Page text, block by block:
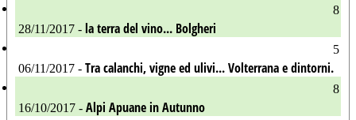
8
28/11/2017 - la terra del vino... Bolgheri
5
06/11/2017 - Tra calanchi, vigne ed ulivi... Volterrana e dintorni.
8
16/10/2017 - Alpi Apuane in Autunno